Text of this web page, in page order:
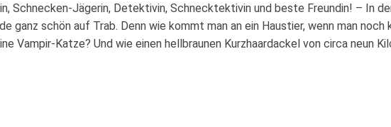
Schnecken-Jägerin, Detektivin, Schnecktektivin und beste Freundin! – In
ganz schön auf Trab. Denn wie kommt man an ein Haustier, wenn man
Vampir-Katze? Und wie einen hellbraunen Kurzhaardackel von circa neun